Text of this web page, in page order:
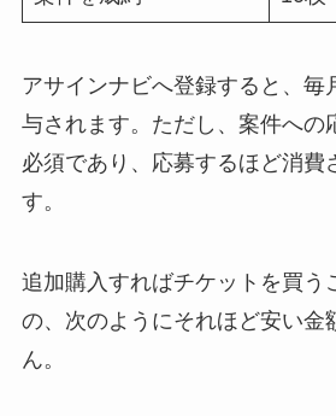
アサインナビへ登録すると、毎
与されます。ただし、案件への
必須であり、応募するほど消費
す。
追加購入すればチケットを買う
の、次のようにそれほど安い金
ん。